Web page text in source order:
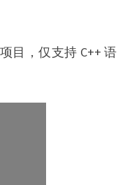
目，仅支持 C++ 语